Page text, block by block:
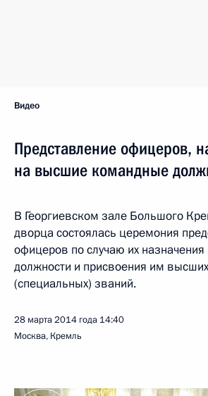
Видео
Представление офицеров,
на высшие командные
В Георгиевском зале Большого
дворца состоялась церемония
офицеров по случаю их
должности и присвоения им
(специальных) званий.
28 марта 2014 года 14:40
Москва, Кремль